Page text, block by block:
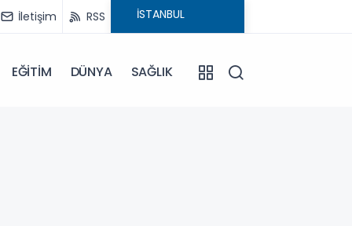
İletişim RSS
EĞİTİM DÜNYA SAĞLIK